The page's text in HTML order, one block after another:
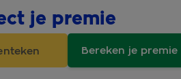
je premie
Bereken je premie